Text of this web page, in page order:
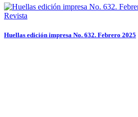
Revista
Huellas edición impresa No. 632. Febrero 2025